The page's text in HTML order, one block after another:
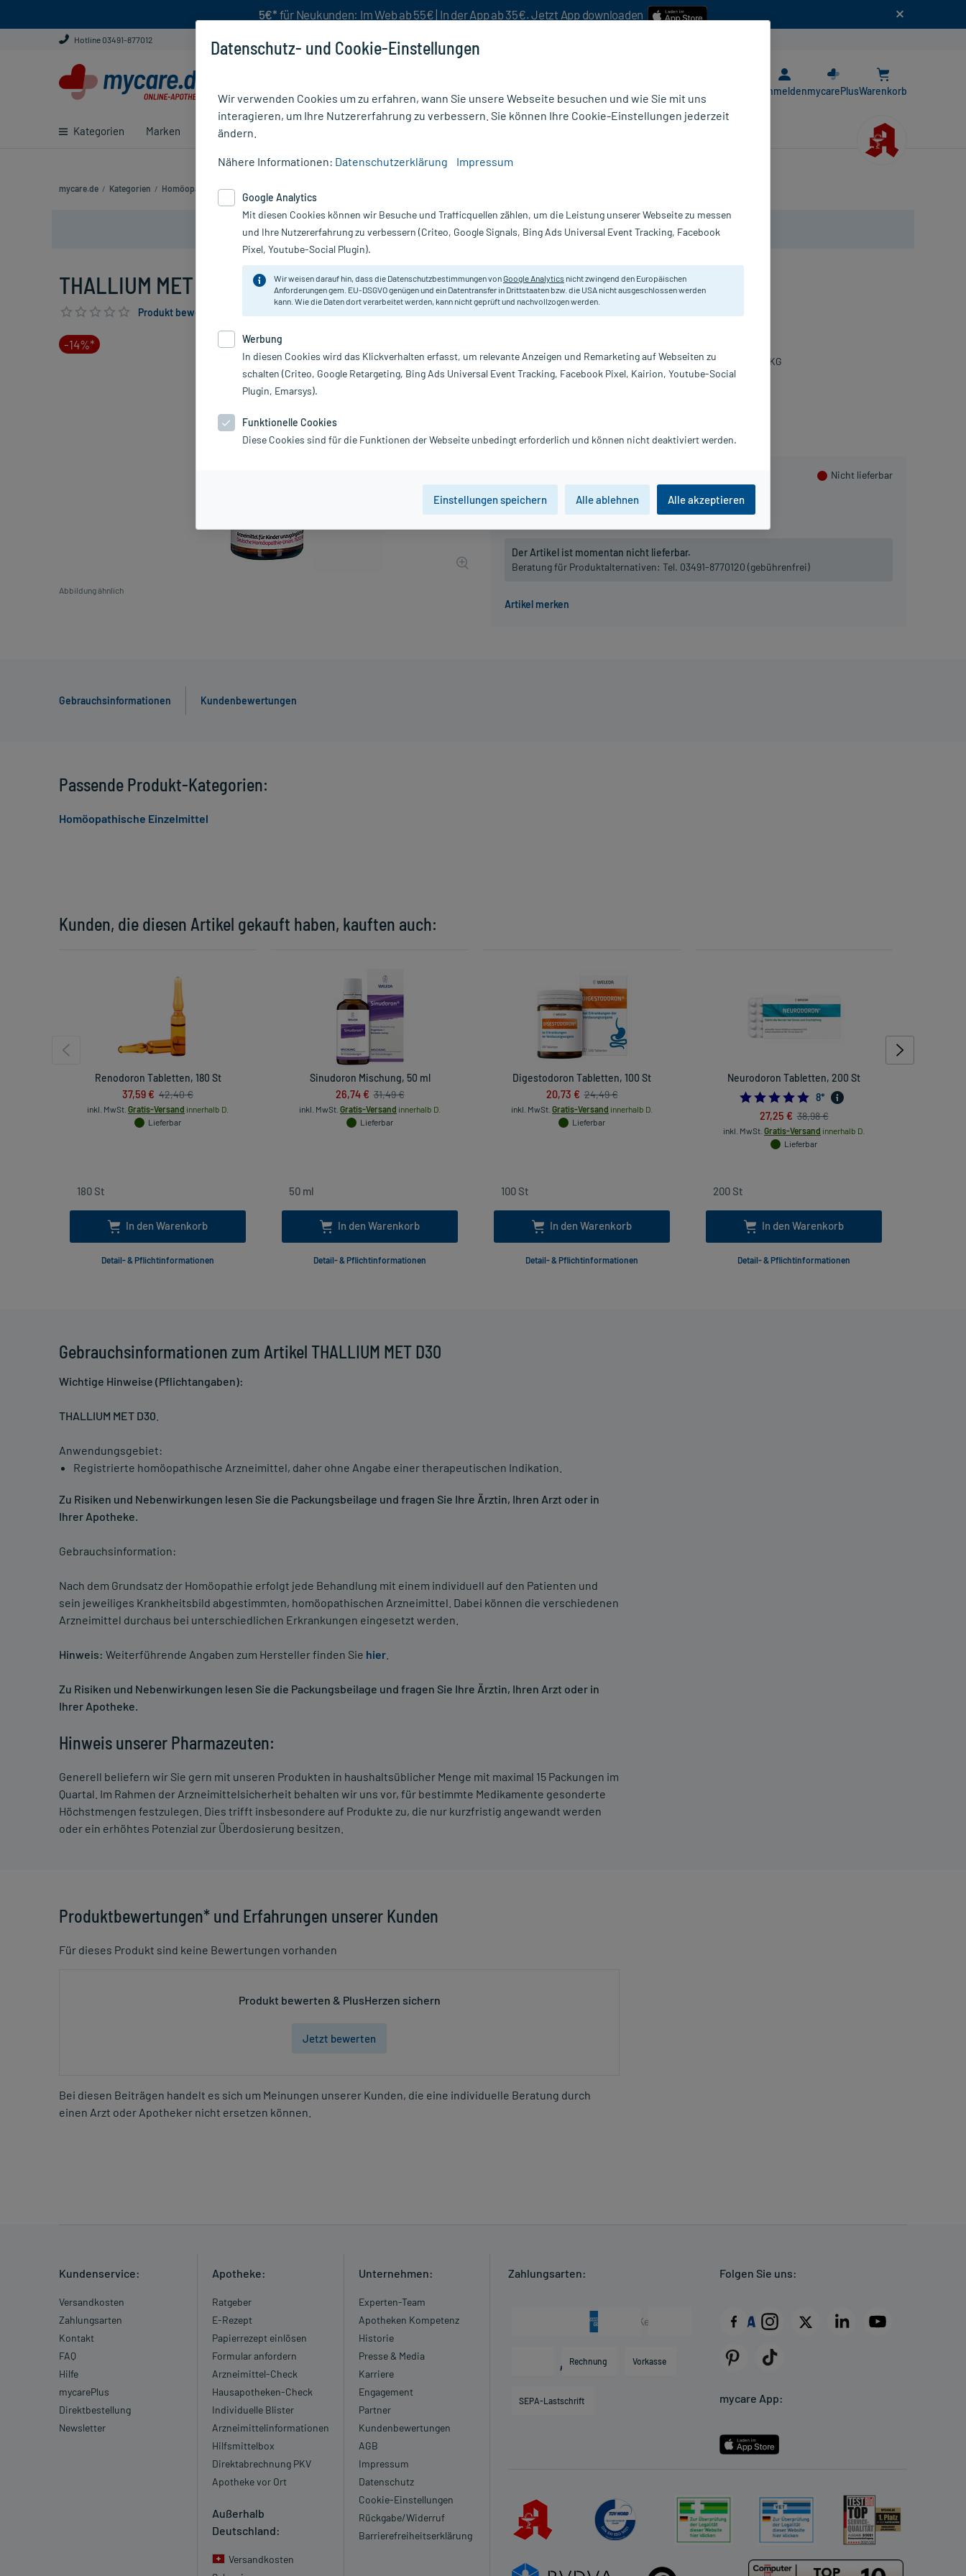
5€* für Neukunden: Im Web ab 55€ | In der App ab 35€. Jetzt App downloaden
Hotline 03491-877012
Kategorien Marken Ratgeber
AnmeldenmycarePlusWarenkorb
mycare.de / Kategorien / Homöopathie / Einzelmittel
Nur für kurze Zeit:Gratis-Versand* ab 19€ Mindestbestellwert!
THALLIUM MET D30, 10 g
Produkt bewerten & PlusHerzen sichern
-14%*
Abbildung ähnlich
Grundpreis: 1.238,00 € / kg
Nicht lieferbar
10 g, D12 10 g, D30
Der Artikel ist momentan nicht lieferbar.
Beratung für Produktalternativen: Tel. 03491-8770120 (gebührenfrei)
Homöopathisches Arzneimittel.
Darreichung:
Globuli
Hersteller:
DHU-Arzneimittel GmbH & Co. KG
Gebrauchsinformationen Kundenbewertungen
Gebrauchsinformationen zum Artikel THALLIUM MET D30
Wichtige Hinweise (Pflichtangaben):
THALLIUM MET D30
Anwendungsgebiet:
Registrierte homöopathische Arzneimittel, daher ohne Angabe einer therapeutischen Indikation.
Zu Risiken und Nebenwirkungen lesen Sie die Packungsbeilage und fragen Sie Ihre Ärztin, Ihren Arzt oder in
Ihrer Apotheke.
Gebrauchsinformation:
Nach dem Grundsatz der Homöopathie erfolgt jede Behandlung mit einem individuell auf den Patienten und
sein jeweiliges Krankheitsbild abgestimmten, homöopathischen Arzneimittel. Dabei können die verschiedenen
Arzneimittel durchaus bei unterschiedlichen Erkrankungen eingesetzt werden.
Hinweis: Weiterführende Angaben zum Hersteller finden Sie hier
Zu Risiken und Nebenwirkungen lesen Sie die Packungsbeilage und fragen Sie Ihre Ärztin, Ihren Arzt oder in
Ihrer Apotheke.
Hinweis unserer Pharmazeuten:
Generell beliefern wir Sie gern mit unseren Produkten in haushaltsüblicher Menge mit maximal 15 Packungen im
Quartal. Im Rahmen der Arzneimittelsicherheit behalten wir uns vor, für bestimmte Medikamente gesonderte
Höchstmengen festzulegen. Dies trifft insbesondere auf Produkte zu, die nur kurzfristig angewandt werden
oder ein erhöhtes Potenzial zur Überdosierung besitzen.
Produktbewertungen* und Erfahrungen unserer Kunden
Für dieses Produkt sind keine Bewertungen vorhanden
Produkt bewerten & PlusHerzen sichern
Jetzt bewerten
Bei diesen Beiträgen handelt es sich um Meinungen unserer Kunden, die eine individuelle Beratung durch
einen Arzt oder Apotheker nicht ersetzen können.
Kunden, die diesen Artikel gekauft haben, kauften auch:
Renodoron Tabletten, 180 St
37,59 € 42,40 €
inkl. MwSt. Gratis-Versand innerhalb D.
Lieferbar
In den Warenkorb
Detail- & Pflichtinformationen
Sinudoron Mischung, 50 ml
26,74 € 31,49 €
inkl. MwSt. Gratis-Versand innerhalb D.
Lieferbar
In den Warenkorb
Detail- & Pflichtinformationen
Digestodoron Tabletten, 100 St
20,73 € 24,49 €
inkl. MwSt. Gratis-Versand innerhalb D.
Lieferbar
In den Warenkorb
Detail- & Pflichtinformationen
Neurodoron Tabletten, 200 St
4.875
8*
27,25 € 38,98 €
inkl. MwSt. Gratis-Versand innerhalb D.
Lieferbar
In den Warenkorb
Detail- & Pflichtinformationen
Passende Produkt-Kategorien:
Homöopathische Einzelmittel
Kundenservice:
Versandkosten
Zahlungsarten
Kontakt
FAQ
Hilfe
mycarePlus
Direktbestellung
Newsletter
Apotheke:
Ratgeber
E-Rezept
Papierrezept einlösen
Formular anfordern
Arzneimittel-Check
Hausapotheken-Check
Individuelle Blister
Arzneimittelinformationen
Hilfsmittelbox
Direktabrechnung PKV
Apotheke vor Ort
Außerhalb
Deutschland:
Versandkosten
Unternehmen:
Experten-Team
Apotheken Kompetenz
Historie
Presse & Media
Karriere
Engagement
Partner
Kundenbewertungen
AGB
Impressum
Datenschutz
Cookie-Einstellungen
Rückgabe/Widerruf
Barrierefreiheitserklärung
Zahlungsarten:
Rechnung Vorkasse
SEPA-Lastschrift
Folgen Sie uns:
mycare App:
Datenschutz- und Cookie-Einstellungen
Wir verwenden Cookies um zu erfahren, wann Sie unsere Webseite besuchen und wie Sie mit uns
interagieren, um Ihre Nutzererfahrung zu verbessern. Sie können Ihre Cookie-Einstellungen jederzeit
ändern.
Nähere Informationen: Datenschutzerklärung Impressum
Google Analytics
Mit diesen Cookies können wir Besuche und Trafficquellen zählen, um die Leistung unserer Webseite zu messen
und Ihre Nutzererfahrung zu verbessern (Criteo, Google Signals, Bing Ads Universal Event Tracking, Facebook
Pixel, Youtube-Social Plugin).
Wir weisen darauf hin, dass die Datenschutzbestimmungen vonGoogle Analytics nicht zwingend den Europäischen
Anforderungen gem. EU-DSGVO genügen und ein Datentransfer in Drittstaaten bzw. die USA nicht ausgeschlossen werden
kann. Wie die Daten dort verarbeitet werden, kann nicht geprüft und nachvollzogen werden.
Werbung
In diesen Cookies wird das Klickverhalten erfasst, um relevante Anzeigen und Remarketing auf Webseiten zu
schalten (Criteo, Google Retargeting, Bing Ads Universal Event Tracking, Facebook Pixel, Kairion, Youtube-Social
Plugin, Emarsys).
Funktionelle Cookies
Diese Cookies sind für die Funktionen der Webseite unbedingt erforderlich und können nicht deaktiviert werden.
Einstellungen speichern Alle ablehnen Alle akzeptieren